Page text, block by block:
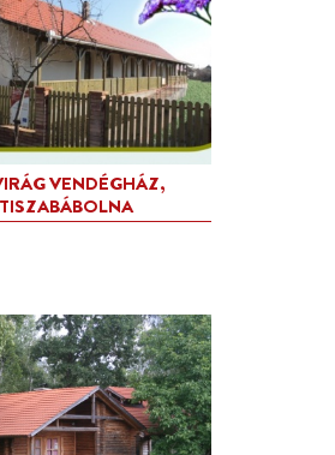
NÁDAS JULCSA
TISZABÁBOLNA